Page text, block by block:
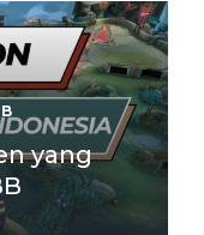
yang